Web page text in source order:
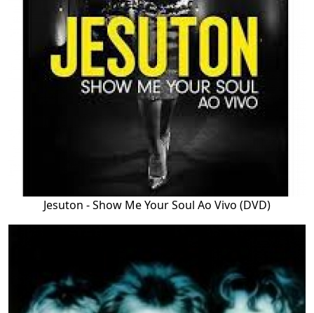
Jesuton - Show Me Your Soul Ao Vivo (DVD)